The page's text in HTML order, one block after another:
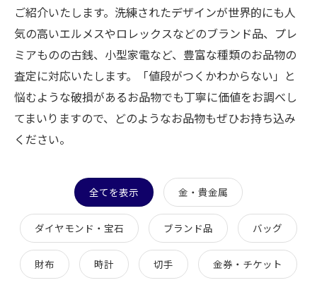
ご紹介いたします。洗練されたデザインが世界的にも人
気の高いエルメスやロレックスなどのブランド品、プレ
ミアものの古銭、小型家電など、豊富な種類のお品物の
査定に対応いたします。「値段がつくかわからない」と
悩むような破損があるお品物でも丁寧に価値をお調べし
てまいりますので、どのようなお品物もぜひお持ち込み
ください。
全てを表示 金・貴金属
ダイヤモンド・宝石 ブランド品 バッグ
財布 時計 切手 金券・チケット